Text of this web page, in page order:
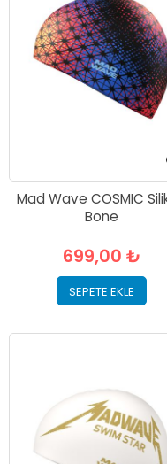
Mad Wave COSMIC
Bone
699,00 ₺
SEPETE EKLE